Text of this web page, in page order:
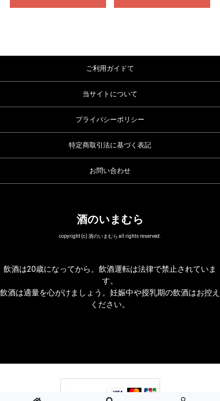
ご利用ガイドて
当サイトについて
プライバシーポリシー
特定商取引法に基づく表記
お問い合わせ
酒のいまむら
copyright (c) 酒のいまむら all rights reserved.
飲酒は20歳になってから。飲酒運転は法律で禁止されていま
す。
飲酒は適量を心がけましょう。妊娠中や授乳期の飲酒はお控え
ください。